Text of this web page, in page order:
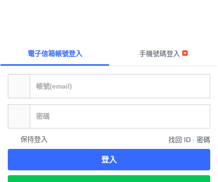
電子信箱帳號登入 手機號碼登入
保持登入 找回 ID ∙ 密碼
登入